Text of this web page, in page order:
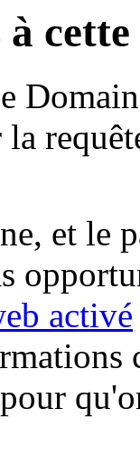
la
et le
activé